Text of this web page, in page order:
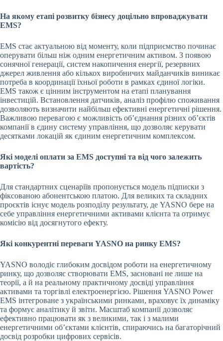
На якому етапі розвитку бізнесу доцільно впроваджувати
EMS?
EMS стає актуальною від моменту, коли підприємство починає
оперувати більш ніж одним енергетичним активом. З появою
сонячної генерації, систем накопичення енергії, резервних
джерел живлення або кількох виробничих майданчиків виникає
потреба в координації їхньої роботи в рамках єдиної логіки.
EMS також є цінним інструментом на етапі планування
інвестицій. Встановлення датчиків, аналіз профілю споживання
дозволяють визначити найбільш ефективні енергетичні рішення.
Важливою перевагою є можливість об’єднання різних об’єктів
компанії в єдину систему управління, що дозволяє керувати
десятками локацій як єдиним енергетичним комплексом.
Які моделі оплати за EMS доступні та від чого залежить
вартість?
Для стандартних сценаріїв пропонується модель підписки з
фіксованою абонентською платою. Для великих та складних
проєктів існує модель розподілу результату, де YASNO бере на
себе управління енергетичними активами клієнта та отримує
комісію від досягнутого ефекту.
Які конкурентні переваги YASNO на ринку EMS?
YASNO володіє глибоким досвідом роботи на енергетичному
ринку, що дозволяє створювати EMS, засновані не лише на
теорії, а й на реальному практичному досвіді управління
активами та торгівлі електроенергією. Рішення YASNO Power
EMS інтегроване з українськими ринками, враховує їх динаміку
та формує аналітику й звіти. Масштаб компанії дозволяє
ефективно працювати як з великими, так і з малими
енергетичними об’єктами клієнтів, спираючись на багаторічний
досвід розробки цифрових сервісів.